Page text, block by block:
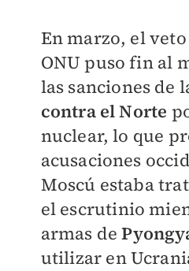
En marzo, el
ONU puso fin al
las sanciones de
contra el Norte
nuclear, lo que
acusaciones
Moscú estaba
el escrutinio
armas de
utilizar en